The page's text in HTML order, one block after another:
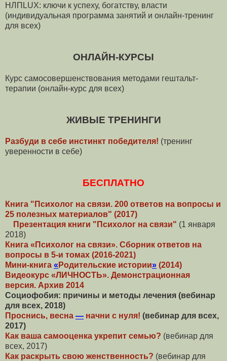
НЛПLUX: ключи к успеху, богатству, власти
(индивидуальная программа занятий и онлайн-тренинг
для всех)
ОНЛАЙН-КУРСЫ
Курс самосовершенствования методами гештальт-
терапии (онлайн-курс для всех)
ЖИВЫЕ ТРЕНИНГИ
Разбуди в себе инстинкт победителя! (тренинг
уверенности в себе)
БЕСПЛАТНО
Книга "Психолог на связи. 200 ответов на вопросы и
25 полезных материалов" (2017)
Презентация книги "Психолог на связи" (1 января
2018)
Книга «Психолог на связи». Сборник ответов на
вопросы в 5-и томах (2016-2021)
Мини-книга « Родительские истории» (2014)
Видеокурс «ЛИЧНОСТЬ». Демонстрационная
версия. Архив 2014
Социофобия: причины и методы лечения (вебинар
для всех, 2018)
Проснись, весна — начни с нуля! (вебинар для всех,
2017)
Как ваша самооценка укрепит семью? (вебинар для
всех, 2017)
Как раскрыть свою женственность? (вебинар для